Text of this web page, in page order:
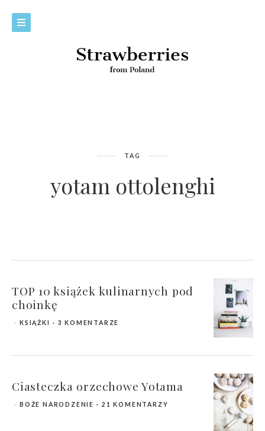
TAG
yotam ottolenghi
TOP 10 książek kulinarnych pod
choinkę
KSIĄŻKI 3 KOMENTARZE
Ciasteczka orzechowe Yotama
BOŻE NARODZENIE 21 KOMENTARZY